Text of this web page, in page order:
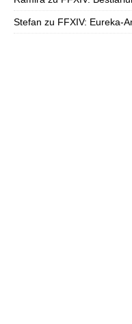
Stefan zu FFXIV: Eureka-